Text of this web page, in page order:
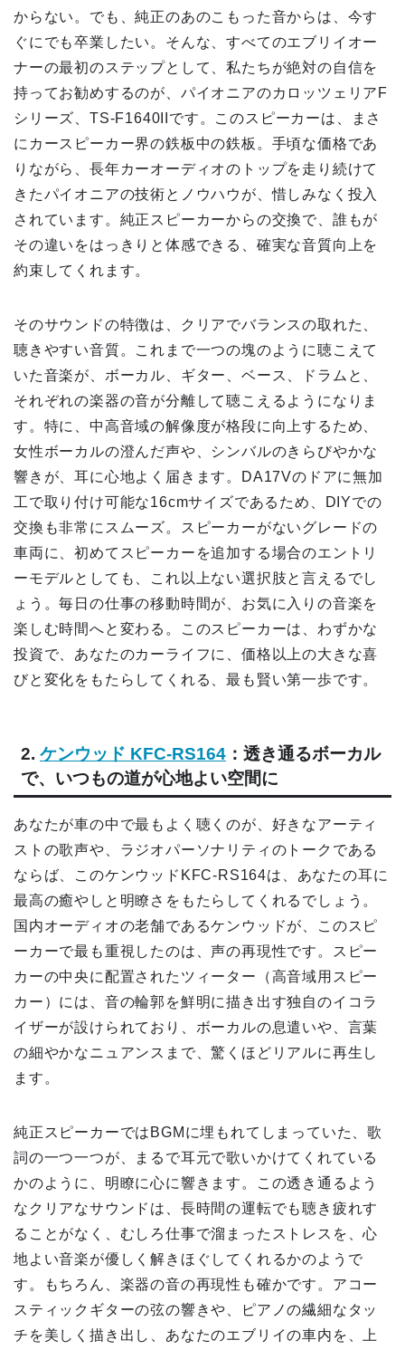
からない。でも、純正のあのこもった音からは、今す
ぐにでも卒業したい。そんな、すべてのエブリイオー
ナーの最初のステップとして、私たちが絶対の自信を
持ってお勧めするのが、パイオニアのカロッツェリアF
シリーズ、TS-F1640IIです。このスピーカーは、まさ
にカースピーカー界の鉄板中の鉄板。手頃な価格であ
りながら、長年カーオーディオのトップを走り続けて
きたパイオニアの技術とノウハウが、惜しみなく投入
されています。純正スピーカーからの交換で、誰もが
その違いをはっきりと体感できる、確実な音質向上を
約束してくれます。
そのサウンドの特徴は、クリアでバランスの取れた、
聴きやすい音質。これまで一つの塊のように聴こえて
いた音楽が、ボーカル、ギター、ベース、ドラムと、
それぞれの楽器の音が分離して聴こえるようになりま
す。特に、中高音域の解像度が格段に向上するため、
女性ボーカルの澄んだ声や、シンバルのきらびやかな
響きが、耳に心地よく届きます。DA17Vのドアに無加
工で取り付け可能な16cmサイズであるため、DIYでの
交換も非常にスムーズ。スピーカーがないグレードの
車両に、初めてスピーカーを追加する場合のエントリ
ーモデルとしても、これ以上ない選択肢と言えるでし
ょう。毎日の仕事の移動時間が、お気に入りの音楽を
楽しむ時間へと変わる。このスピーカーは、わずかな
投資で、あなたのカーライフに、価格以上の大きな喜
びと変化をもたらしてくれる、最も賢い第一歩です。
2. ケンウッド KFC-RS164 ：透き通るボーカル
で、いつもの道が心地よい空間に
あなたが車の中で最もよく聴くのが、好きなアーティ
ストの歌声や、ラジオパーソナリティのトークである
ならば、このケンウッドKFC-RS164は、あなたの耳に
最高の癒やしと明瞭さをもたらしてくれるでしょう。
国内オーディオの老舗であるケンウッドが、このスピ
ーカーで最も重視したのは、声の再現性です。スピー
カーの中央に配置されたツィーター（高音域用スピー
カー）には、音の輪郭を鮮明に描き出す独自のイコラ
イザーが設けられており、ボーカルの息遣いや、言葉
の細やかなニュアンスまで、驚くほどリアルに再生し
ます。
純正スピーカーではBGMに埋もれてしまっていた、歌
詞の一つ一つが、まるで耳元で歌いかけてくれている
かのように、明瞭に心に響きます。この透き通るよう
なクリアなサウンドは、長時間の運転でも聴き疲れす
ることがなく、むしろ仕事で溜まったストレスを、心
地よい音楽が優しく解きほぐしてくれるかのようで
す。もちろん、楽器の音の再現性も確かです。アコー
スティックギターの弦の響きや、ピアノの繊細なタッ
チを美しく描き出し、あなたのエブリイの車内を、上